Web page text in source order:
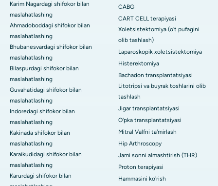
Karim Nagardagi shifokor bilan
maslahatlashing
Ahmadoboddagi shifokor bilan
maslahatlashing
Bhubanesvardagi shifokor bilan
maslahatlashing
Bilaspurdagi shifokor bilan
maslahatlashing
Guvahatidagi shifokor bilan
maslahatlashing
Indoredagi shifokor bilan
maslahatlashing
Kakinada shifokor bilan
maslahatlashing
Karaikudidagi shifokor bilan
maslahatlashing
Karurdagi shifokor bilan
CABG
CART CELL terapiyasi
Xoletsistektomiya (o't pufagini
olib tashlash)
Laparoskopik xoletsistektomiya
Histerektomiya
Bachadon transplantatsiyasi
Litotripsi va buyrak toshlarini olib
tashlash
Jigar transplantatsiyasi
O'pka transplantatsiyasi
Mitral Valfni ta'mirlash
Hip Arthroscopy
Jami sonni almashtirish (THR)
Proton terapiyasi
Hammasini ko'rish